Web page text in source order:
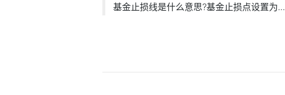
基金止损线是什么意思?基金止损点设置为...